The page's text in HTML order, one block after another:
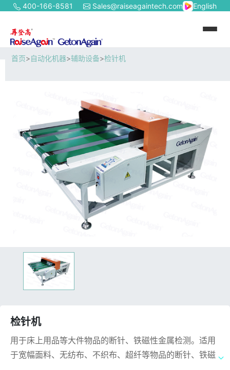
400-166-8581 Sales@raiseagaintech.com English
首页>自动化机器>辅助设备>检针机
检针机
用于床上用品等大件物品的断针、铁磁性金属检测。适用
于宽幅面料、无纺布、不织布、超纤等物品的断针、铁磁